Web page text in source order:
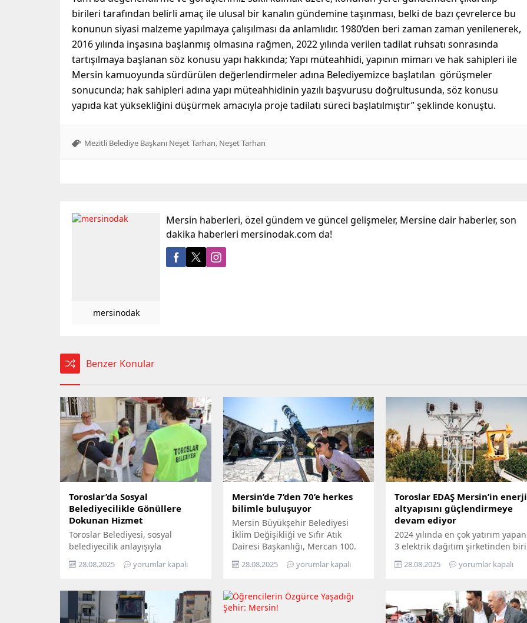
birileri tarafından belirli amaç ile ulusal bir kanalın gündemine taşınması, belki de bazı çevrelerce bu
konunun siyasi malzeme yapılmaya çalışılması da anlamlıdır. 1980’den beri zaman zaman yenilenerek,
2016 yılında inşasına başlanmış olmasına rağmen, 2022 yılında verilen tadilat ruhsatı sonrasında
tartışılmaya başlanan söz konusu yapı hakkında; Yapı müteahhidi, yapının mimarı ve hak sahipleri ile
Mersin kamuoyunda sürdürülen değerlendirmeler adına Belediyemizce başlatılan görüşmeler
sonucunda; hak sahipleri adına yapı müteahhidinin yazılı başvurusu doğrultusunda, söz konusu
yapıda kat yüksekliğini düşürmek amacıyla proje tadilatı süreci başlatılmıştır” şeklinde konuştu.
Mezitli Belediye Başkanı Neşet Tarhan, Neşet Tarhan
mersinodak
Mersin haberleri, özel gündem ve güncel gelişmeler, Mersine dair haberler, son
dakika haberleri mersinodak.com da!
Benzer Konular
Toroslar’da Sosyal
Belediyecilikle Gönüllere
Dokunan Hizmet
Toroslar Belediyesi, sosyal
belediyecilik anlayışıyla
vatandaşların gönüllerine
dokunmaya devam ediyor. İlçede
özel gereksinimli bireyler ile gazi
ve şehit aileleri, belediyenin
şefkatli elini her zaman
28.08.2025 yorumlar kapalı
Mersin’de 7’den 70’e herkes
bilimle buluşuyor
Mersin Büyükşehir Belediyesi
İklim Değişikliği ve Sıfır Atık
Dairesi Başkanlığı, Mercan 100.
Yıl İklim ve Çevre Bilim Merkezi’ni
ziyaret edemeyenler için bilimi
‘Gökyüzü Hepimizin, Bilim Her
Yerde’ sloganıyla yola çıkan
28.08.2025 yorumlar kapalı
Toroslar EDAŞ Mersin’in enerji
altyapısını güçlendirmeye
devam ediyor
2024 yılında en çok yatırım yapan
3 elektrik dağıtım şirketinden biri
olan Toroslar EDAŞ, 2025 yılının
ilk 6 ayında Türkiye’nin en
Mersin’de gerçekleştirdiği 381
milyon TL’yi aşan yatırımla, enerji
altyapısını bugünün ihtiyaçlarına
28.08.2025 yorumlar kapalı